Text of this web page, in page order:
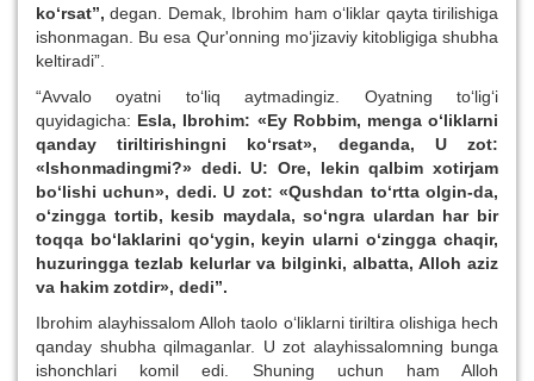
ko‘rsat”, degan. Demak, Ibrohim ham o‘liklar qayta tirilishiga
ishonmagan. Bu esa Qur'onning mo‘jizaviy kitobligiga shubha
keltiradi”.
“Avvalo oyatni to‘liq aytmadingiz. Oyatning to‘lig‘i
quyidagicha: Esla, Ibrohim: «Ey Robbim, menga o‘liklarni
qanday tiriltirishingni ko‘rsat», deganda, U zot:
«Ishonmadingmi?» dedi. U: Ore, lekin qalbim xotirjam
bo‘lishi uchun», dedi. U zot: «Qushdan to‘rtta olgin-da,
o‘zingga tortib, kesib maydala, so‘ngra ulardan har bir
toqqa bo‘laklarini qo‘ygin, keyin ularni o‘zingga chaqir,
huzuringga tezlab kelurlar va bilginki, albatta, Alloh aziz
va hakim zotdir», dedi”.
Ibrohim alayhissalom Alloh taolo o‘liklarni tiriltira olishiga hech
qanday shubha qilmaganlar. U zot alayhissalomning bunga
ishonchlari komil edi. Shuning uchun ham Alloh